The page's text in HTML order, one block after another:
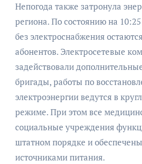
Непогода также затронула
региона. По состоянию на
без электроснабжения
абонентов. Электросетевые
задействовали
бригады, работы по
электроэнергии ведутся в
режиме. При этом все
социальные учреждения
штатном порядке и
источниками питания.